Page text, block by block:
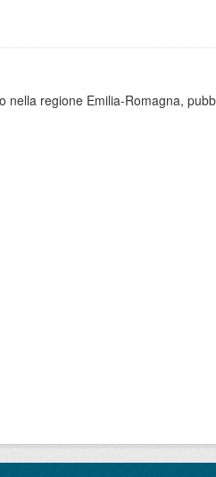
regione Emilia-Romagna,